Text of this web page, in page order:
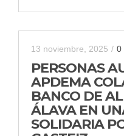
13 noviembre, 2025 / 0
PERSONAS
APDEMA
BANCO DE
ÁLAVA EN
SOLIDARIA